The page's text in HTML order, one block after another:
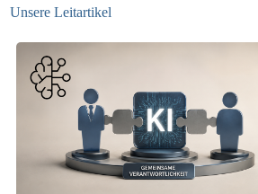
Unsere Leitartikel